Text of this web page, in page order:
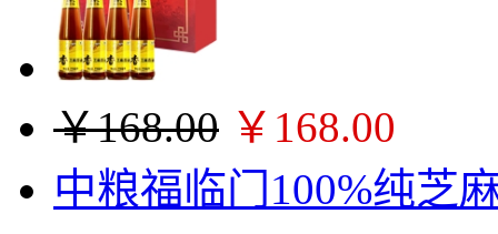
￥168.00 ￥168.00
中粮福临门100%纯芝